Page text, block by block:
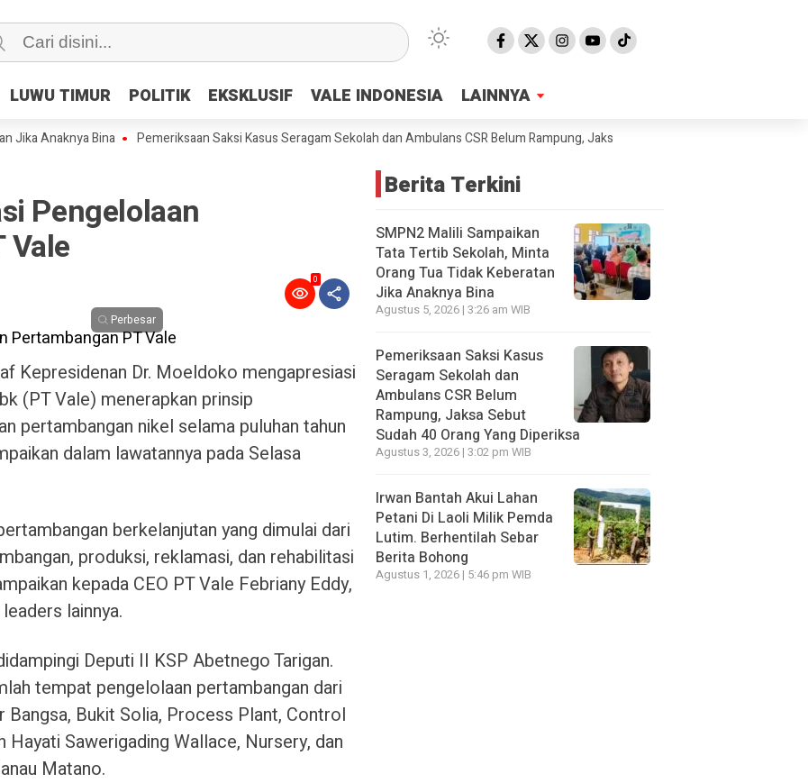
LUWU TIMUR POLITIK EKSKLUSIF VALE INDONESIA LAINNYA
LUWU TIMUR POLITIK EKSKLUSIF VALE INDONESIA LAINNYA
Anaknya Bina Pemeriksaan Saksi Kasus Seragam Sekolah dan Ambulans CSR Belum Rampung, Jaksa Sebut Sudah 40 Orang Yang Diperiksa
Pengelolaan
Vale
0
Perbesar
Kepresidenan Dr. Moeldoko mengapresiasi
(PT Vale) menerapkan prinsip
pertambangan nikel selama puluhan tahun
dalam lawatannya pada Selasa
berkelanjutan yang dimulai dari
produksi, reklamasi, dan rehabilitasi
kepada CEO PT Vale Febriany Eddy,
lainnya.
Deputi II KSP Abetnego Tarigan.
tempat pengelolaan pertambangan dari
Bangsa, Bukit Solia, Process Plant, Control
Hayati Sawerigading Wallace, Nursery, dan
Matano.
Berita Terkini
SMPN2 Malili Sampaikan
Tata Tertib Sekolah, Minta
Orang Tua Tidak Keberatan
Jika Anaknya Bina
Agustus 5, 2026 | 3:26 am WIB
Pemeriksaan Saksi Kasus
Seragam Sekolah dan
Ambulans CSR Belum
Rampung, Jaksa Sebut
Sudah 40 Orang Yang Diperiksa
Agustus 3, 2026 | 3:02 pm WIB
Irwan Bantah Akui Lahan
Petani Di Laoli Milik Pemda
Lutim. Berhentilah Sebar
Berita Bohong
Agustus 1, 2026 | 5:46 pm WIB